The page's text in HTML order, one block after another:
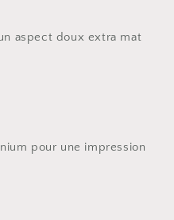
aspect doux extra mat
pour une impression